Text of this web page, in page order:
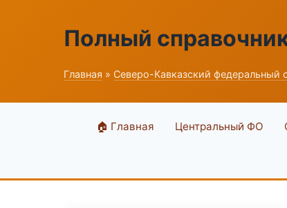
Полный
Главная » Северо-Кавказский федеральный
🏠 Главная Центральный ФО